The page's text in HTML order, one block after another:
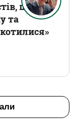
що
та